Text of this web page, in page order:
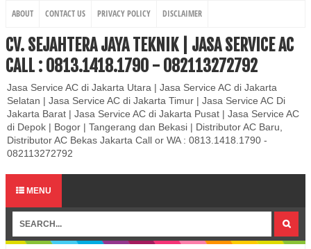
ABOUT CONTACT US PRIVACY POLICY DISCLAIMER
CV. SEJAHTERA JAYA TEKNIK | JASA SERVICE AC
CALL : 0813.1418.1790 - 082113272792
Jasa Service AC di Jakarta Utara | Jasa Service AC di Jakarta
Selatan | Jasa Service AC di Jakarta Timur | Jasa Service AC Di
Jakarta Barat | Jasa Service AC di Jakarta Pusat | Jasa Service AC
di Depok | Bogor | Tangerang dan Bekasi | Distributor AC Baru,
Distributor AC Bekas Jakarta Call or WA : 0813.1418.1790 -
082113272792
MENU